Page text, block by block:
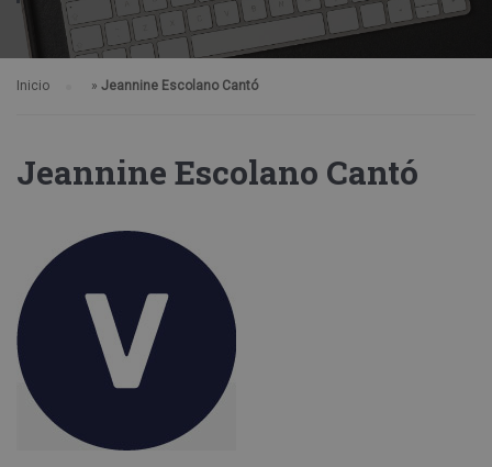
Inicio » Jeannine Escolano Cantó
Jeannine Escolano Cantó